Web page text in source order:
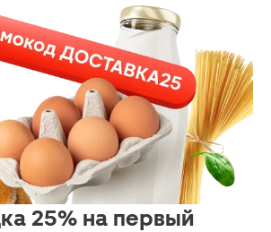
25% на первый